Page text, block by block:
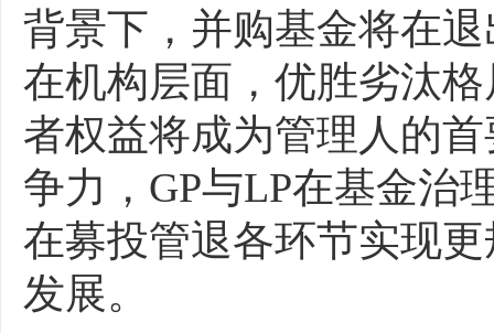
背景下，并购基金将在
在机构层面，优胜劣汰
者权益将成为管理人的
争力，GP与LP在基金治
在募投管退各环节实现
发展。